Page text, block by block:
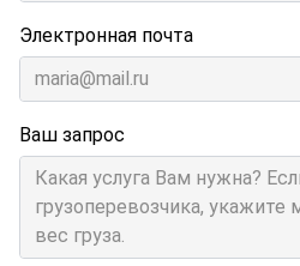
Электронная почта
Ваш запрос